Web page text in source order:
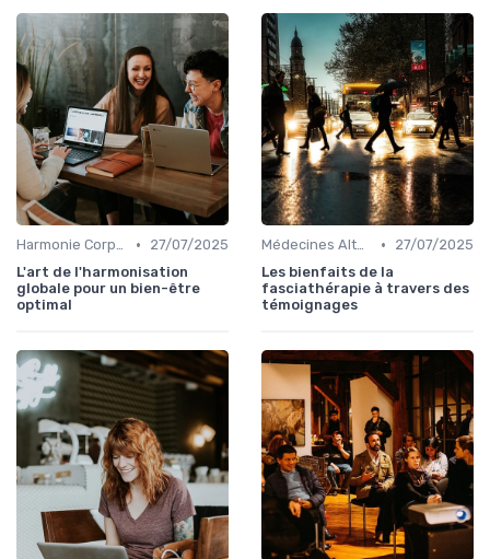
Harmonie Corps-Esprit •
27/07/2025
L'art de l'harmonisation
globale pour un bien-être
optimal
Médecines Alternatives •
27/07/2025
Les bienfaits de la
fasciathérapie à travers des
témoignages